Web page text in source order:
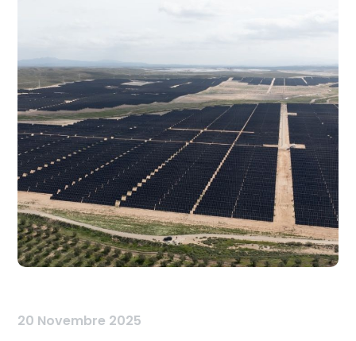
20 Novembre 2025